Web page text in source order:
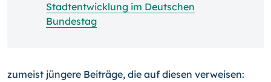
Stadtentwicklung im Deutschen
Bundestag
zumeist jüngere Beiträge, die auf diesen verweisen: